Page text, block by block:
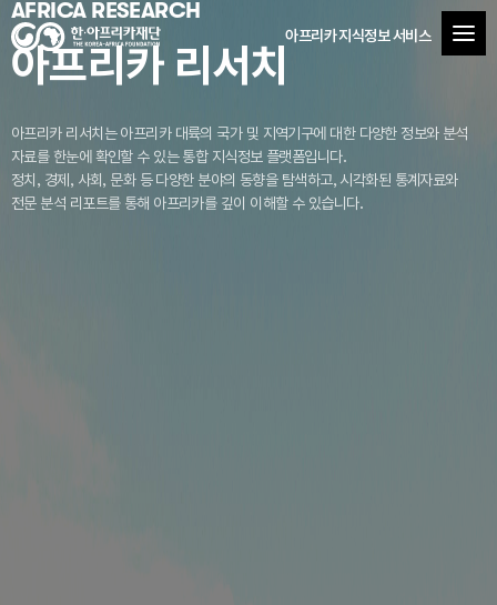
아프리카 지식정보 서비스
AFRICA RESEARCH
아프리카 리서치
아프리카 리서치는 아프리카 대륙의 국가 및 지역기구에 대한 다양한 정보와 분석
자료를 한눈에 확인할 수 있는 통합 지식정보 플랫폼입니다.
정치, 경제, 사회, 문화 등 다양한 분야의 동향을 탐색하고, 시각화된 통계자료와
전문 분석 리포트를 통해 아프리카를 깊이 이해할 수 있습니다.